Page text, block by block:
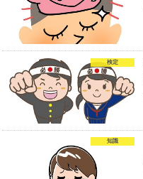
検定
知識